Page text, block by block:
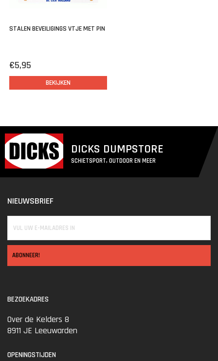
STALEN BEVEILIGINGS VTJE MET PIN
€5,95
BEKIJKEN
DICKS DUMPSTORE
SCHIETSPORT, OUTDOOR EN MEER
NIEUWSBRIEF
ABONNEER!
BEZOEKADRES
Over de Kelders 8
8911 JE Leeuwarden
OPENINGSTIJDEN